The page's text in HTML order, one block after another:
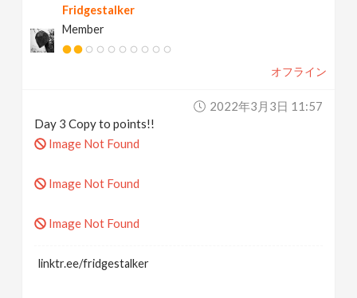
Fridgestalker
Member
オフライン
2022年3月3日 11:57
Day 3 Copy to points!!
Image Not Found
Image Not Found
Image Not Found
linktr.ee/fridgestalker